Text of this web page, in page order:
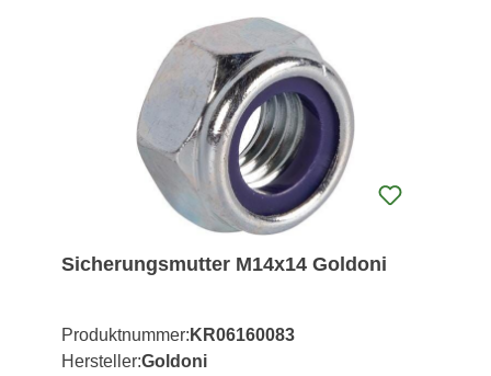
Sicherungsmutter M14x14 Goldoni
Produktnummer: KR06160083
Hersteller:Goldoni